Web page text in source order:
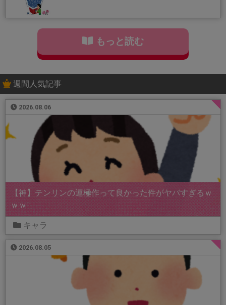
もっと読む
週間人気記事
2026.08.06
【神】テンリンの運極作って良かった件がヤバすぎるｗ
ｗｗ
キャラ
2026.08.05